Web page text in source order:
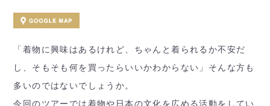
「着物に興味はあるけれど、ちゃんと着られるか不安だ
し、そもそも何を買ったらいいかわからない」そんな方も
多いのではないでしょうか。
今回のツアーでは着物や日本の文化を広める活動をしてい